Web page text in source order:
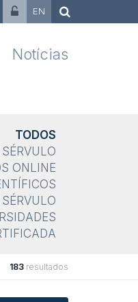
EN
Notícias
TODOS
ONLINE
183resultados